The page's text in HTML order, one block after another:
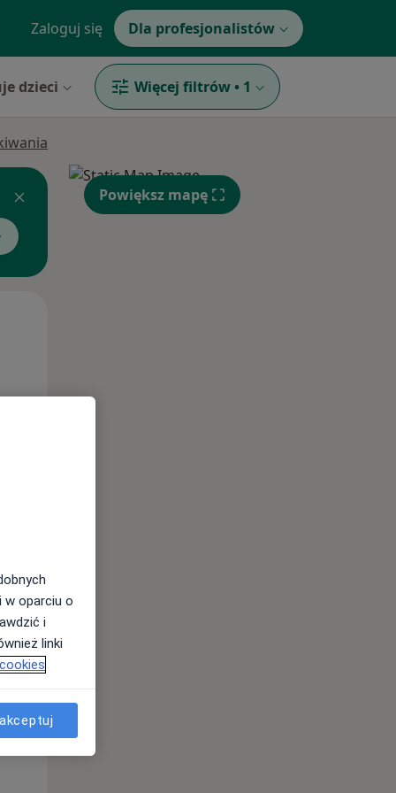
Zaloguj się Dla profesjonalistów
dzieci Więcej filtrów • 1
Pon,
10 Sie
Powiększ mapę
w oparciu o
i
linki